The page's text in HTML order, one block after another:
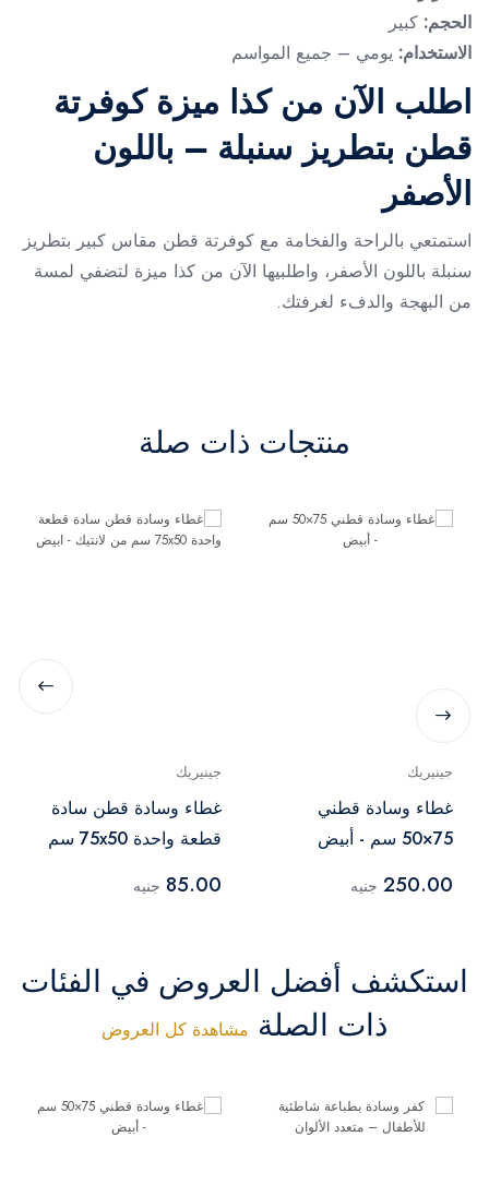
الحجم: كبير
الاستخدام: يومي – جميع المواسم
اطلب الآن من كذا ميزة كوفرتة
قطن بتطريز سنبلة – باللون
الأصفر
استمتعي بالراحة والفخامة مع كوفرتة قطن مقاس كبير بتطريز
سنبلة باللون الأصفر، واطلبيها الآن من كذا ميزة لتضفي لمسة
من البهجة والدفء لغرفتك.
منتجات ذات صلة
جينيريك
غطاء وسادة قطني
75×50 سم - أبيض
250.00 جنيه
جينيريك
غطاء وسادة قطن سادة
قطعة واحدة 75x50 سم
85.00 جنيه
استكشف أفضل العروض في الفئات
ذات الصلة مشاهدة كل العروض